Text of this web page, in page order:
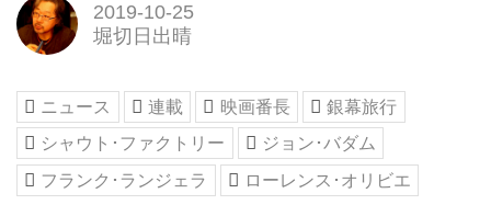
2019-10-25
堀切日出晴
ニュース 連載 映画番長
銀幕旅行
シャウト･ファクトリー
ジョン･バダム
フランク･ランジェラ
ローレンス･オリビエ